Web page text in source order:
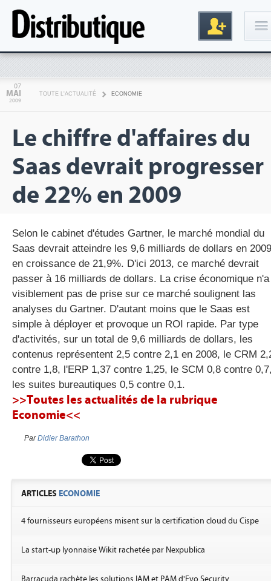
gratuite
07
MAI
2009
TOUTE L'ACTUALITÉ ECONOMIE
Le chiffre d'affaires du
Saas devrait progresser
de 22% en 2009
Selon le cabinet d'études Gartner, le marché mondial du
Saas devrait atteindre les 9,6 milliards de dollars en
en croissance de 21,9%. D'ici 2013, ce marché devrait
passer à 16 milliards de dollars. La crise économique n'a
visiblement pas de prise sur ce marché soulignent las
analyses du Gartner. D'autant moins que le Saas est
simple à déployer et provoque un ROI rapide. Par type
d'activités, sur un total de 9,6 milliards de dollars, les
contenus représentent 2,5 contre 2,1 en 2008, le CRM
contre 1,8, l'ERP 1,37 contre 1,25, le SCM 0,8 contre
les suites bureautiques 0,5 contre 0,1.
>>Toutes les actualités de la rubrique
Economie<<
ParDidier Barathon
ARTICLES ECONOMIE
4 fournisseurs européens misent sur la certification cloud du Cispe
La start-up lyonnaise Wikit rachetée par Nexpublica